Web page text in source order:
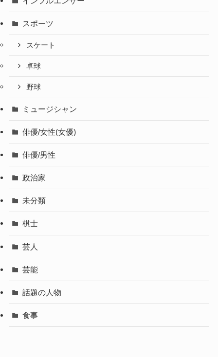
スポーツ
スケート
卓球
野球
ミュージシャン
俳優/女性(女優)
俳優/男性
政治家
未分類
棋士
芸人
芸能
話題の人物
食事